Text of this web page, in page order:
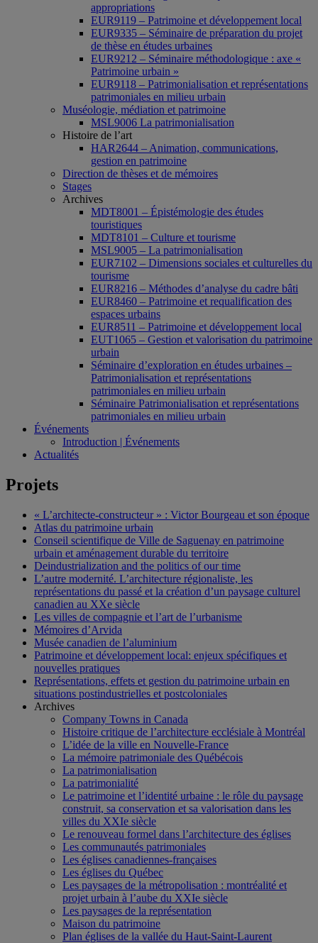
appropriations
EUR9119 – Patrimoine et développement local
EUR9335 – Séminaire de préparation du projet
de thèse en études urbaines
EUR9212 – Séminaire méthodologique : axe «
Patrimoine urbain »
EUR9118 – Patrimonialisation et représentations
patrimoniales en milieu urbain
Muséologie, médiation et patrimoine
MSL9006 La patrimonialisation
Histoire de l’art
HAR2644 – Animation, communications,
gestion en patrimoine
Direction de thèses et de mémoires
Stages
Archives
MDT8001 – Épistémologie des études
touristiques
MDT8101 – Culture et tourisme
MSL9005 – La patrimonialisation
EUR7102 – Dimensions sociales et culturelles du
tourisme
EUR8216 – Méthodes d’analyse du cadre bâti
EUR8460 – Patrimoine et requalification des
espaces urbains
EUR8511 – Patrimoine et développement local
EUT1065 – Gestion et valorisation du patrimoine
urbain
Séminaire d’exploration en études urbaines –
Patrimonialisation et représentations
patrimoniales en milieu urbain
Séminaire Patrimonialisation et représentations
patrimoniales en milieu urbain
Événements
Introduction | Événements
Actualités
Projets
« L’architecte-constructeur » : Victor Bourgeau et son époque
Atlas du patrimoine urbain
Conseil scientifique de Ville de Saguenay en patrimoine
urbain et aménagement durable du territoire
Deindustrialization and the politics of our time
L’autre modernité. L’architecture régionaliste, les
représentations du passé et la création d’un paysage culturel
canadien au XXe siècle
Les villes de compagnie et l’art de l’urbanisme
Mémoires d’Arvida
Musée canadien de l’aluminium
Patrimoine et développement local: enjeux spécifiques et
nouvelles pratiques
Représentations, effets et gestion du patrimoine urbain en
situations postindustrielles et postcoloniales
Archives
Company Towns in Canada
Histoire critique de l’architecture ecclésiale à Montréal
L’idée de la ville en Nouvelle-France
La mémoire patrimoniale des Québécois
La patrimonialisation
La patrimonialité
Le patrimoine et l’identité urbaine : le rôle du paysage
construit, sa conservation et sa valorisation dans les
villes du XXIe siècle
Le renouveau formel dans l’architecture des églises
Les communautés patrimoniales
Les églises canadiennes-françaises
Les églises du Québec
Les paysages de la métropolisation : montréalité et
projet urbain à l’aube du XXIe siècle
Les paysages de la représentation
Maison du patrimoine
Plan églises de la vallée du Haut-Saint-Laurent